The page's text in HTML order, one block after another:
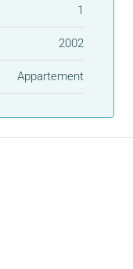
1
2002
Appartement